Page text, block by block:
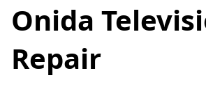
Onida
Repair